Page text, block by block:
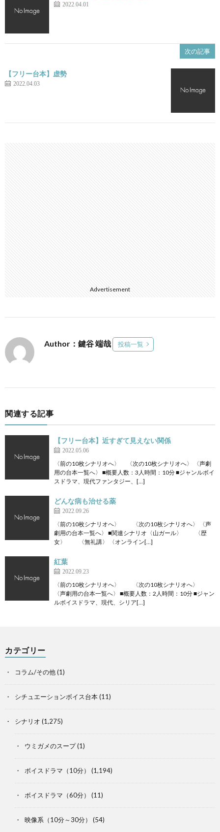
2022.04.01
次の記事
【フリー台本】虚勢
2022.04.03
Advertisement
Author：鍵谷 端哉 投稿一覧
関連する記事
【フリー台本】近すぎて見えない関係
2022.05.06
〈前の10枚シナリオへ〉 〈次の10枚シナリオへ〉 〈声劇
用の台本一覧へ〉 ■概要人数：3人時間：10分 ■ジャンルボイ
スドラマ、現代ファンタジー、[…]
どんな病も治せる薬
2022.09.26
〈前の10枚シナリオへ〉 〈次の10枚シナリオへ〉 〈声
劇用の台本一覧へ〉 ■関連シナリオ〈山ガール〉 〈歴
女〉 〈無礼講〉 〈オンライン[…]
紅葉
2022.09.23
〈前の10枚シナリオへ〉 〈次の10枚シナリオへ〉
〈声劇用の台本一覧へ〉 ■概要人数：2人時間：10分 ■ジャン
ルボイスドラマ、現代、シリア[…]
カテゴリー
コラム/その他(1)
シチュエーションボイス台本(11)
シナリオ (1,275)
ウミガメのスープ(1)
ボイスドラマ（10分） (1,194)
ボイスドラマ（60分） (11)
映像系（10分～30分） (54)